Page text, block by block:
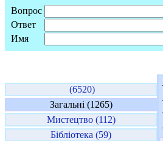
Вопрос
Ответ
Имя
(6520)
Загальні (1265)
Мистецтво (112)
Бібліотека (59)